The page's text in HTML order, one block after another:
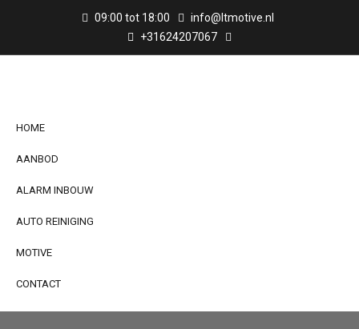
09:00 tot 18:00
info@ltmotive.nl
+31624207067
HOME
AANBOD
ALARM INBOUW
AUTO REINIGING
MOTIVE
CONTACT